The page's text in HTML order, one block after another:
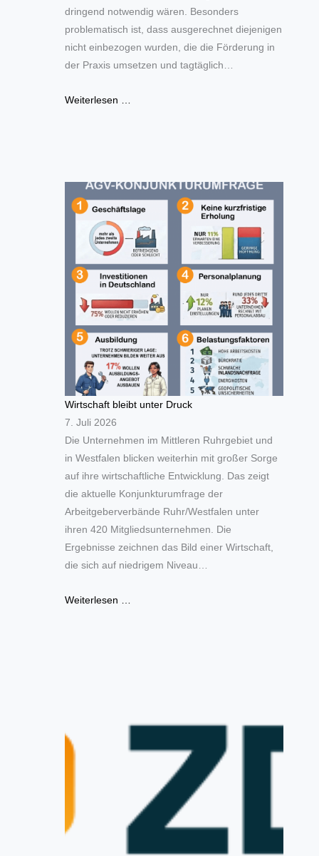
dringend notwendig wären. Besonders
problematisch ist, dass ausgerechnet diejenigen
nicht einbezogen wurden, die die Förderung in
der Praxis umsetzen und tagtäglich…
Weiterlesen …
Wirtschaft bleibt unter Druck
7. Juli 2026
Die Unternehmen im Mittleren Ruhrgebiet und
in Westfalen blicken weiterhin mit großer Sorge
auf ihre wirtschaftliche Entwicklung. Das zeigt
die aktuelle Konjunkturumfrage der
Arbeitgeberverbände Ruhr/Westfalen unter
ihren 420 Mitgliedsunternehmen. Die
Ergebnisse zeichnen das Bild einer Wirtschaft,
die sich auf niedrigem Niveau…
Weiterlesen …